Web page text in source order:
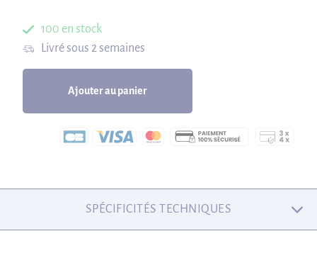
100 en stock
Livré sous 2 semaines
Ajouter au panier
SPÉCIFICITÉS TECHNIQUES